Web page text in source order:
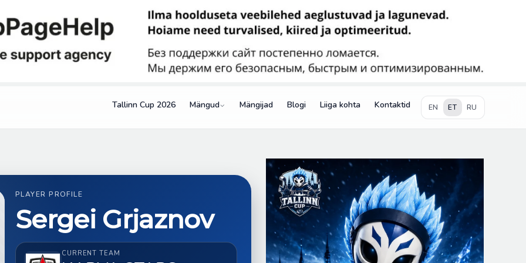
Tallinn Cup 2026 Mängud Mängijad Blogi Liiga kohta Kontaktid EN ET RU
PLAYER PROFILE
Sergei Grjaznov
CURRENT TEAM